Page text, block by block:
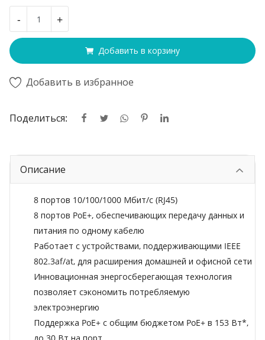
- +
Добавить в корзину
Добавить в избранное
Поделиться:
Описание
8 портов 10/100/1000 Мбит/с (RJ45)
8 портов PoE+, обеспечивающих передачу данных и
питания по одному кабелю
Работает с устройствами, поддерживающими IEEE
802.3af/at, для расширения домашней и офисной сети
Инновационная энергосберегающая технология
позволяет сэкономить потребляемую
электроэнергию
Поддержка PoE+ с общим бюджетом PoE+ в 153 Вт*,